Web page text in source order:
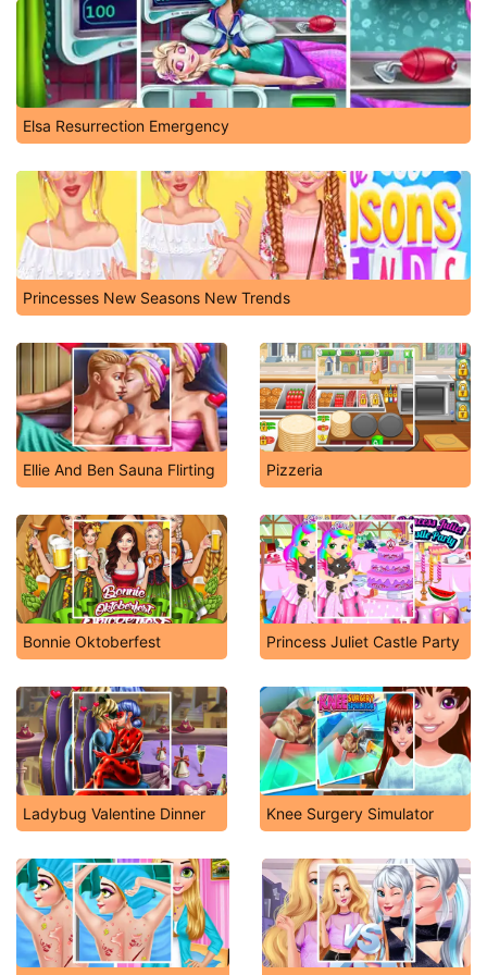
Elsa Resurrection Emergency
Princesses New Seasons New Trends
Ellie And Ben Sauna Flirting Pizzeria
Bonnie Oktoberfest Princess Juliet Castle Party
Ladybug Valentine Dinner Knee Surgery Simulator